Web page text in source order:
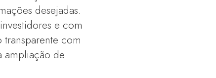
desejadas.
e com
com
ampliação de